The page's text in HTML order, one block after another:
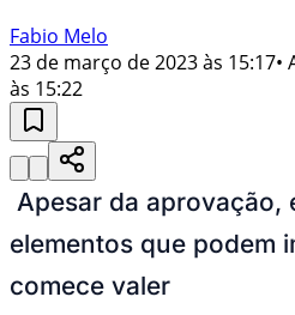
Fabio Melo
23 de março de 2023 às 15:17•
às 15:22
Apesar da aprovação,
elementos que podem
comece valer